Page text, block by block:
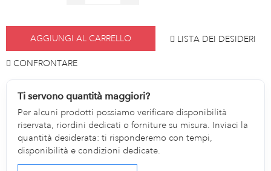
AGGIUNGI AL CARRELLO LISTA DEI DESIDERI
CONFRONTARE
Ti servono quantità maggiori?
Per alcuni prodotti possiamo verificare disponibilità
riservata, riordini dedicati o forniture su misura. Inviaci la
quantità desiderata: ti risponderemo con tempi,
disponibilità e condizioni dedicate.